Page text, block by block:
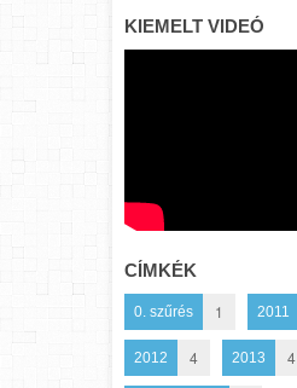
KIEMELT VIDEÓ
CÍMKÉK
0. szűrés 1 2011
2012 4 2013 4